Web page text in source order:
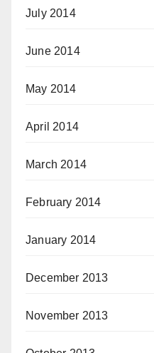
July 2014
June 2014
May 2014
April 2014
March 2014
February 2014
January 2014
December 2013
November 2013